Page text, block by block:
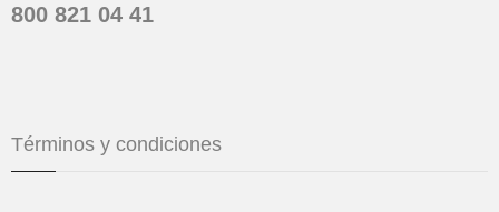
800 821 04 41
Términos y condiciones